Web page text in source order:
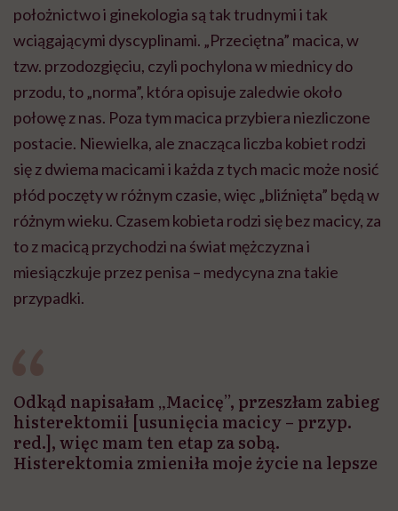
położnictwo i ginekologia są tak trudnymi i tak
wciągającymi dyscyplinami. „Przeciętna” macica, w
tzw. przodozgięciu, czyli pochylona w miednicy do
przodu, to „norma”, która opisuje zaledwie około
połowę z nas. Poza tym macica przybiera niezliczone
postacie. Niewielka, ale znacząca liczba kobiet rodzi
się z dwiema macicami i każda z tych macic może nosić
płód poczęty w różnym czasie, więc „bliźnięta” będą w
różnym wieku. Czasem kobieta rodzi się bez macicy, za
to z macicą przychodzi na świat mężczyzna i
miesiączkuje przez penisa – medycyna zna takie
przypadki.
Odkąd napisałam „Macicę”, przeszłam zabieg
histerektomii [usunięcia macicy – przyp.
red.], więc mam ten etap za sobą.
Histerektomia zmieniła moje życie na lepsze